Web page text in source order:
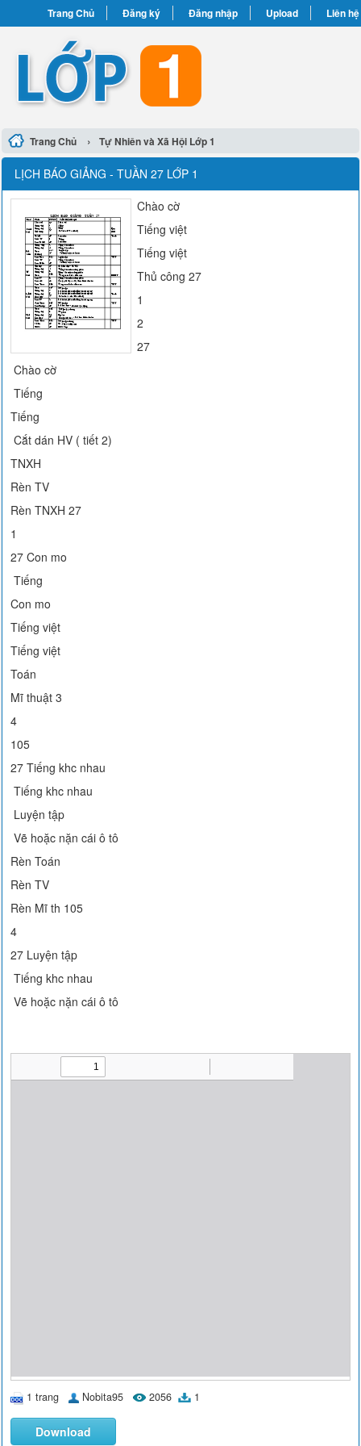
Trang Chủ Đăng ký Đăng nhập Upload Liên hệ
Trang Chủ › Tự Nhiên và Xã Hội Lớp 1
LỊCH BÁO GIẢNG - TUẦN 27 LỚP 1
Chào cờ
Tiếng việt
Tiếng việt
Thủ công 27
1
2
27
Chào cờ
Tiếng
Tiếng
Cắt dán HV ( tiết 2)
TNXH
Rèn TV
Rèn TNXH 27
1
27 Con mo
Tiếng
Con mo
Tiếng việt
Tiếng việt
Toán
Mĩ thuật 3
4
105
27 Tiếng khc nhau
Tiếng khc nhau
Luyện tập
Vẽ hoặc nặn cái ô tô
Rèn Toán
Rèn TV
Rèn Mĩ th 105
4
27 Luyện tập
Tiếng khc nhau
Vẽ hoặc nặn cái ô tô
1 trang Nobita95 2056 1
Download